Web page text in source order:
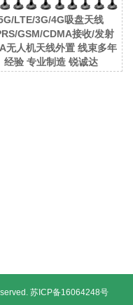
LTE/3G/4G吸盘天线
GSM/CDMA接收/发射
无人机天线外置 线束多年
经验 专业制造 锐诚达
苏ICP备16064248号